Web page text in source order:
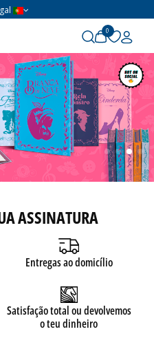
0
-
ASSINATURA
Entregas ao domicílio
Satisfação total ou devolvemos
o teu dinheiro